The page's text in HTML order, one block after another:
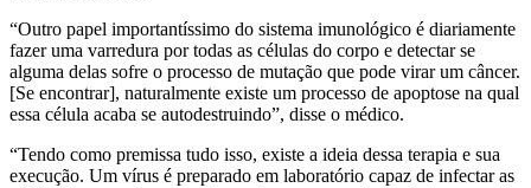
“Outro papel importantíssimo do sistema imunológico é diariamente
fazer uma varredura por todas as células do corpo e detectar se
alguma delas sofre o processo de mutação que pode virar um câncer.
[Se encontrar], naturalmente existe um processo de apoptose na qual
essa célula acaba se autodestruindo”, disse o médico.
“Tendo como premissa tudo isso, existe a ideia dessa terapia e sua
execução. Um vírus é preparado em laboratório capaz de infectar as